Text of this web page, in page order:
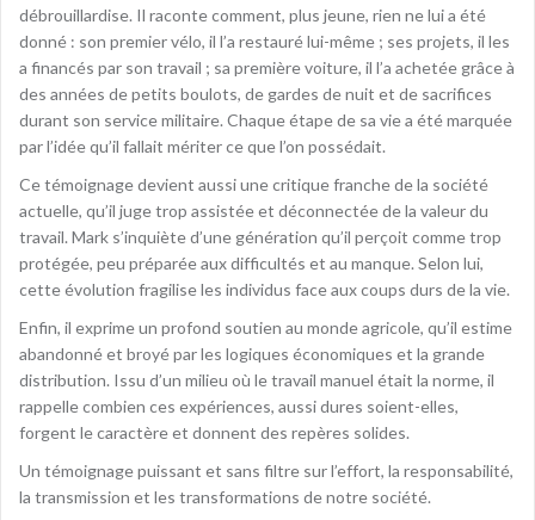
débrouillardise. Il raconte comment, plus jeune, rien ne lui a été
donné : son premier vélo, il l’a restauré lui-même ; ses projets, il les
a financés par son travail ; sa première voiture, il l’a achetée grâce à
des années de petits boulots, de gardes de nuit et de sacrifices
durant son service militaire. Chaque étape de sa vie a été marquée
par l’idée qu’il fallait mériter ce que l’on possédait.
Ce témoignage devient aussi une critique franche de la société
actuelle, qu’il juge trop assistée et déconnectée de la valeur du
travail. Mark s’inquiète d’une génération qu’il perçoit comme trop
protégée, peu préparée aux difficultés et au manque. Selon lui,
cette évolution fragilise les individus face aux coups durs de la vie.
Enfin, il exprime un profond soutien au monde agricole, qu’il estime
abandonné et broyé par les logiques économiques et la grande
distribution. Issu d’un milieu où le travail manuel était la norme, il
rappelle combien ces expériences, aussi dures soient-elles,
forgent le caractère et donnent des repères solides.
Un témoignage puissant et sans filtre sur l’effort, la responsabilité,
la transmission et les transformations de notre société.